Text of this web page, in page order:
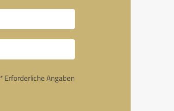
* Erforderliche Angaben